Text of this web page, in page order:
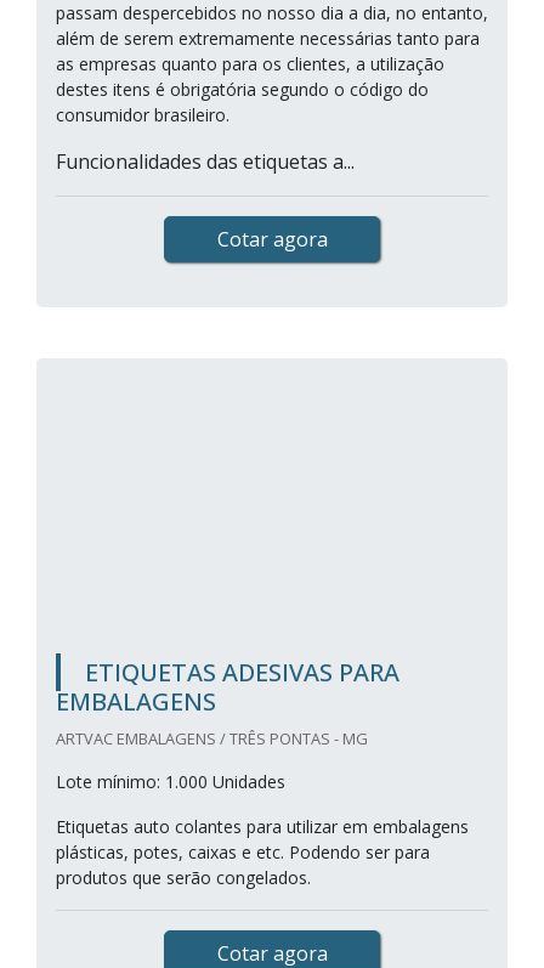
passam despercebidos no nosso dia a dia, no entanto,
além de serem extremamente necessárias tanto para
as empresas quanto para os clientes, a utilização
destes itens é obrigatória segundo o código do
consumidor brasileiro.
Funcionalidades das etiquetas a...
Cotar agora
ETIQUETAS ADESIVAS PARA
EMBALAGENS
ARTVAC EMBALAGENS / TRÊS PONTAS - MG
Lote mínimo: 1.000 Unidades
Etiquetas auto colantes para utilizar em embalagens
plásticas, potes, caixas e etc. Podendo ser para
produtos que serão congelados.
Cotar agora